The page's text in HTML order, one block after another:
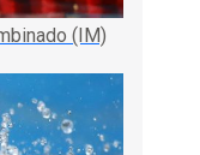
(IM)